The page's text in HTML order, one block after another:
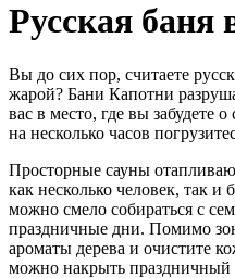
Русская баня
Вы до сих пор, считаете
жарой? Бани Капотни
вас в место, где вы забудете
на несколько часов
Просторные сауны
как несколько человек, так
можно смело собираться с
праздничные дни. Помимо
ароматы дерева и очистите
можно накрыть праздничный